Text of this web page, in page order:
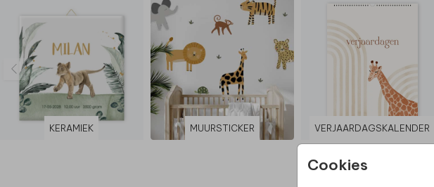
Cookies
KERAMIEK MUURSTICKER VERJAARDAGSKALENDER